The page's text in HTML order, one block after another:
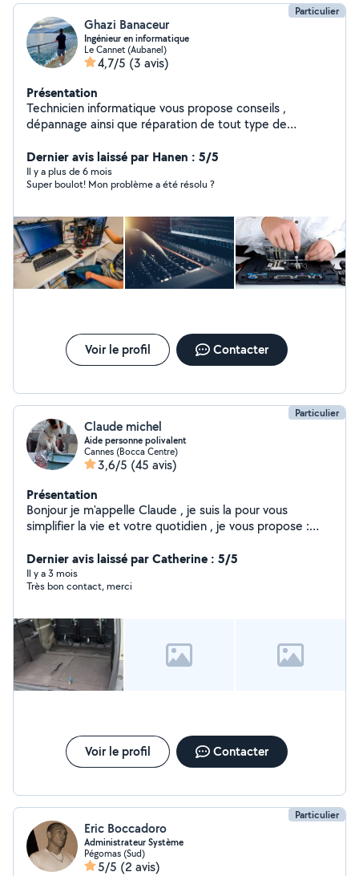
Particulier
Ghazi Banaceur
Ingénieur en informatique
Le Cannet (Aubanel)
4,7/5 (3 avis)
Présentation
Technicien informatique vous propose conseils ,
dépannage ainsi que réparation de tout type de
téléphone selon problème...)
Dernier avis laissé par Hanen : 5/5
Il y a plus de 6 mois
Super boulot! Mon problème a été résolu ?
Voir le profil Contacter
Particulier
Claude michel
Aide personne polivalent
Cannes (Bocca Centre)
3,6/5 (45 avis)
Présentation
Bonjour je m'appelle Claude , je suis la pour vous
simplifier la vie et votre quotidien , je vous propose :
maison / villa / appartement Garde de chiens Merci de
m'avoir lue et à bientôt :) Voici mon numéro de
téléphone : 0613200727
Dernier avis laissé par Catherine : 5/5
Il y a 3 mois
Très bon contact, merci
Voir le profil Contacter
Particulier
Eric Boccadoro
Administrateur Système
Pégomas (Sud)
5/5 (2 avis)